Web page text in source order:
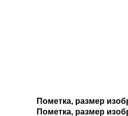
Пометка, размер
Пометка, размер